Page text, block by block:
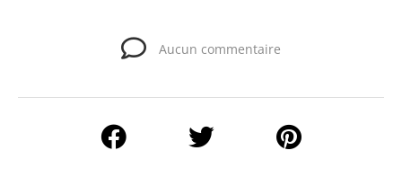
Aucun commentaire